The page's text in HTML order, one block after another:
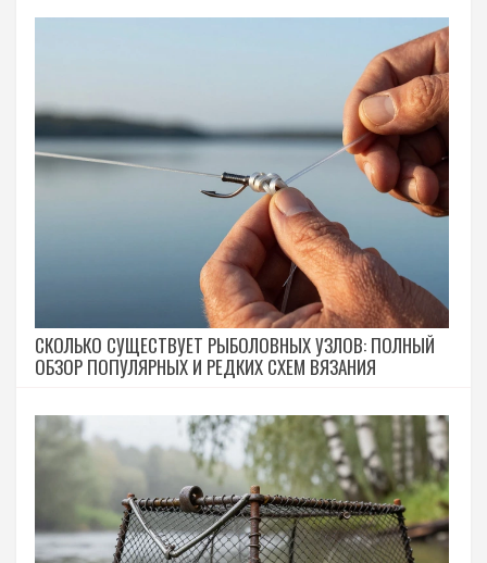
СКОЛЬКО СУЩЕСТВУЕТ РЫБОЛОВНЫХ УЗЛОВ: ПОЛНЫЙ
ОБЗОР ПОПУЛЯРНЫХ И РЕДКИХ СХЕМ ВЯЗАНИЯ